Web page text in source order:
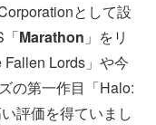
として設
「Marathon 」をリ
Lords」や今
の第一作目「Halo:
評価を得ていまし